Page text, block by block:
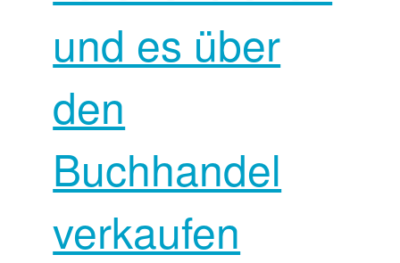
und es über
den
Buchhandel
verkaufen